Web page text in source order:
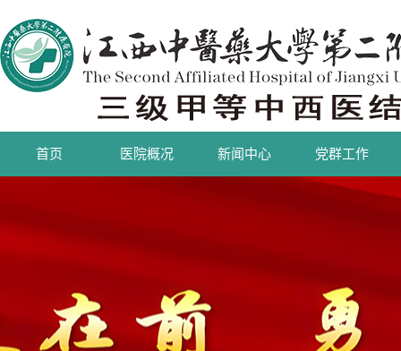
首页 医院概况 新闻中心 党群工作